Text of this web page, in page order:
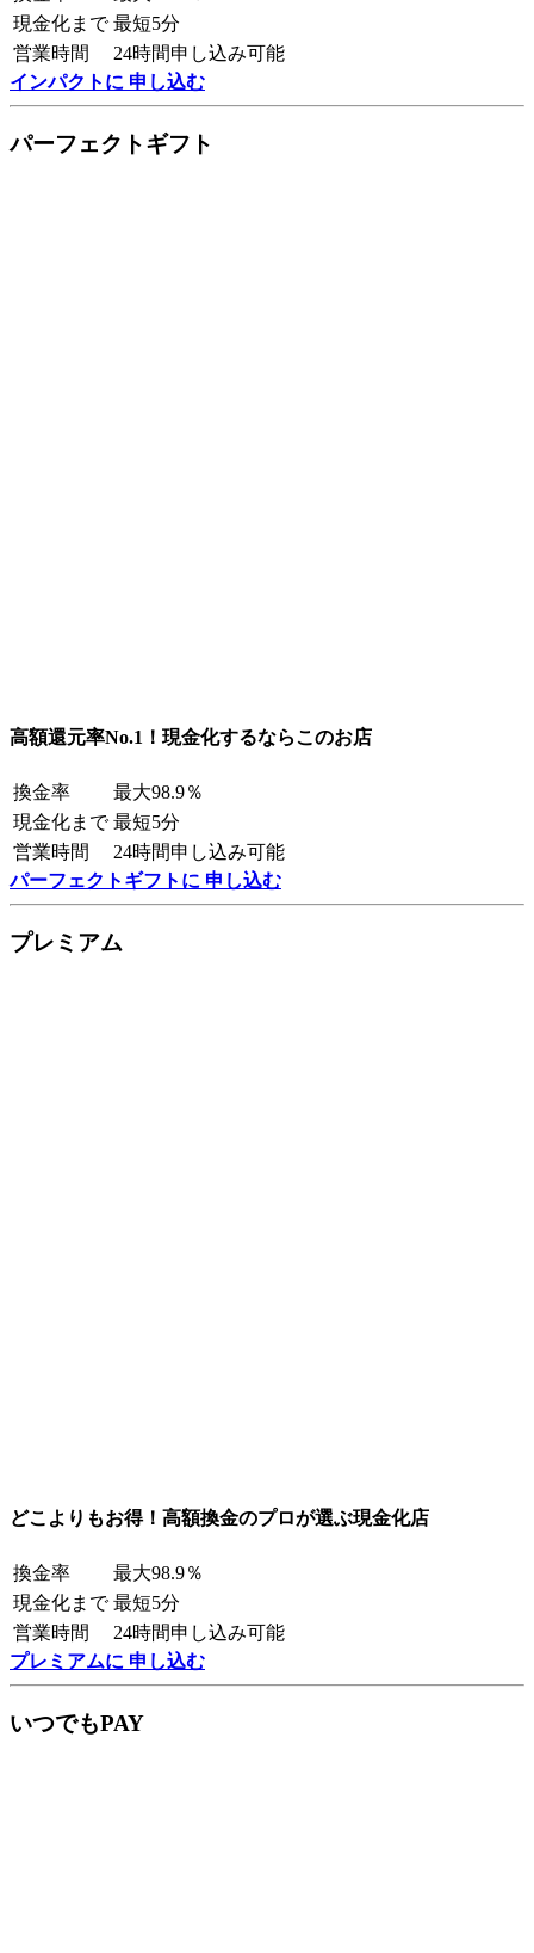
現金化まで 最短5分
営業時間
24時間申し込み可能
インパクトに 申し込む
パーフェクトギフト
高額還元率No.1！現金化するならこのお店
換金率
最大98.9％
現金化まで 最短5分
営業時間
24時間申し込み可能
パーフェクトギフトに 申し込む
プレミアム
どこよりもお得！高額換金のプロが選ぶ現金化店
換金率
最大98.9％
現金化まで 最短5分
営業時間
24時間申し込み可能
プレミアムに 申し込む
いつでもPAY